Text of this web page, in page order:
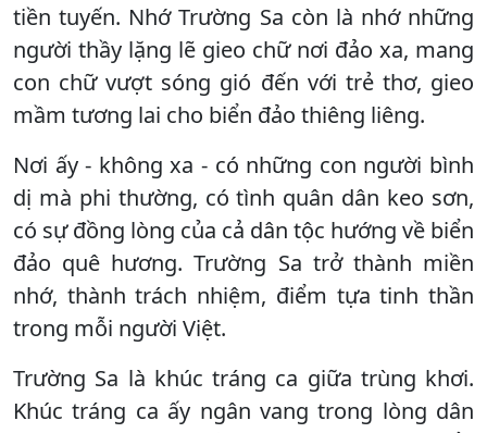
tiền tuyến. Nhớ Trường Sa còn là nhớ những
người thầy lặng lẽ gieo chữ nơi đảo xa, mang
con chữ vượt sóng gió đến với trẻ thơ, gieo
mầm tương lai cho biển đảo thiêng liêng.
Nơi ấy - không xa - có những con người bình
dị mà phi thường, có tình quân dân keo sơn,
có sự đồng lòng của cả dân tộc hướng về biển
đảo quê hương. Trường Sa trở thành miền
nhớ, thành trách nhiệm, điểm tựa tinh thần
trong mỗi người Việt.
Trường Sa là khúc tráng ca giữa trùng khơi.
Khúc tráng ca ấy ngân vang trong lòng dân